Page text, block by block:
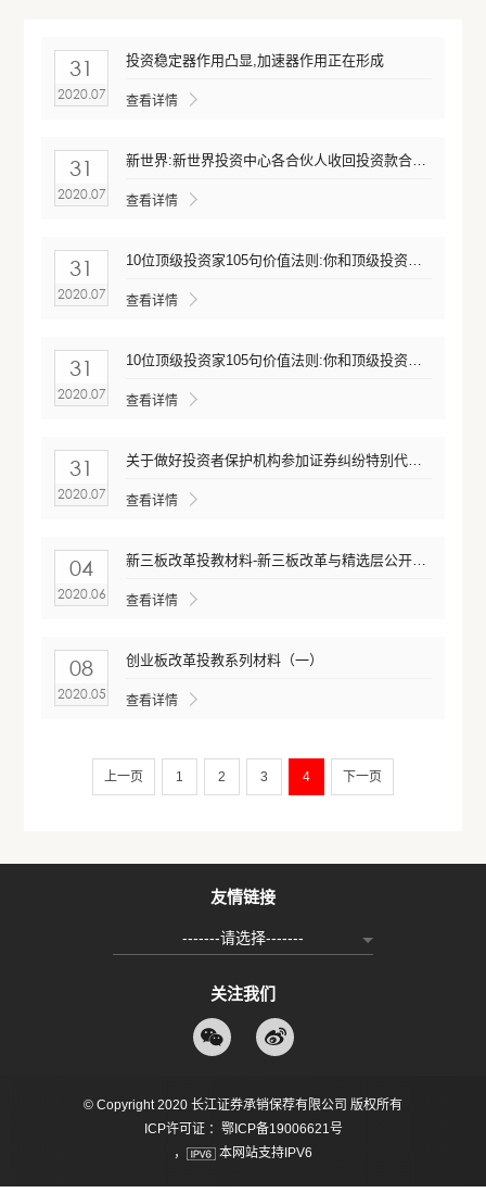
31
2020.07
投资稳定器作用凸显,加速器作用正在形成
查看详情
31
2020.07 查看详情
31
2020.07 查看详情
31
2020.07 查看详情
31
2020.07 查看详情
04
2020.06 查看详情
08
2020.05
创业板改革投教系列材料（一）
查看详情
上一页 1 2 3 4 下一页
友情链接
-------请选择-------
关注我们
© Copyright 2020 长江证券承销保荐有限公司 版权所有
ICP许可证 ：鄂ICP备19006621号
，
本网站支持IPV6